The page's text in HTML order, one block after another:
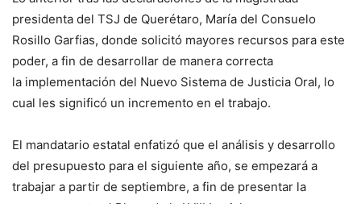
presidenta del TSJ de Querétaro, María del Consuelo
Rosillo Garfias, donde solicitó mayores recursos para este
poder, a fin de desarrollar de manera correcta
la implementación del Nuevo Sistema de Justicia Oral, lo
cual les significó un incremento en el trabajo.
El mandatario estatal enfatizó que el análisis y desarrollo
del presupuesto para el siguiente año, se empezará a
trabajar a partir de septiembre, a fin de presentar la